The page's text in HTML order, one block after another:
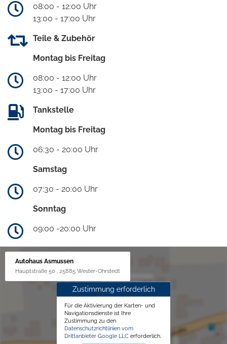
08:00 - 12:00 Uhr
13:00 - 17:00 Uhr
Teile & Zubehör
Montag bis Freitag
08:00 - 12:00 Uhr
13:00 - 17:00 Uhr
Tankstelle
Montag bis Freitag
06:30 - 20:00 Uhr
Samstag
07:30 - 20:00 Uhr
Sonntag
09:00 -20:00 Uhr
Autohaus Asmussen
Hauptstraße 50 , 25885 Wester-Ohrstedt
Zustimmung erforderlich
Für die Aktivierung der Karten- und
Navigationsdienste ist Ihre
Zustimmung zu den
Datenschutzrichtlinien vom
Drittanbieter Google LLC erforderlich.